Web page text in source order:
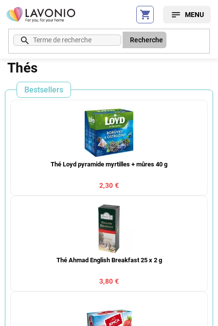
Aller
au
contenu
Recherche
Thés
Bestsellers
Thé Loyd pyramide myrtilles + mûres 40 g
2,30 €
Thé Ahmad English Breakfast 25 x 2 g
3,80 €